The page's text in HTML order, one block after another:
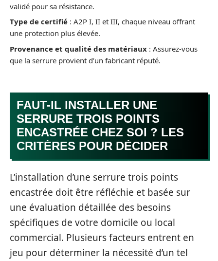
validé pour sa résistance.
Type de certifié : A2P I, II et III, chaque niveau offrant
une protection plus élevée.
Provenance et qualité des matériaux : Assurez-vous
que la serrure provient d’un fabricant réputé.
FAUT-IL INSTALLER UNE
SERRURE TROIS POINTS
ENCASTRÉE CHEZ SOI ? LES
CRITÈRES POUR DÉCIDER
L’installation d’une serrure trois points
encastrée doit être réfléchie et basée sur
une évaluation détaillée des besoins
spécifiques de votre domicile ou local
commercial. Plusieurs facteurs entrent en
jeu pour déterminer la nécessité d’un tel